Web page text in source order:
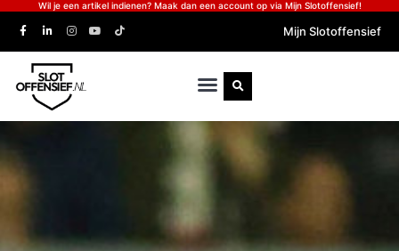
Wil je een artikel indienen? Maak dan een account op via Mijn Slotoffensief!
Mijn Slotoffensief